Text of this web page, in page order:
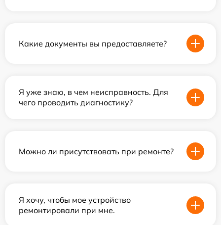
Какие документы вы предоставляете?
Я уже знаю, в чем неисправность. Для
чего проводить диагностику?
Можно ли присутствовать при ремонте?
Я хочу, чтобы мое устройство
ремонтировали при мне.